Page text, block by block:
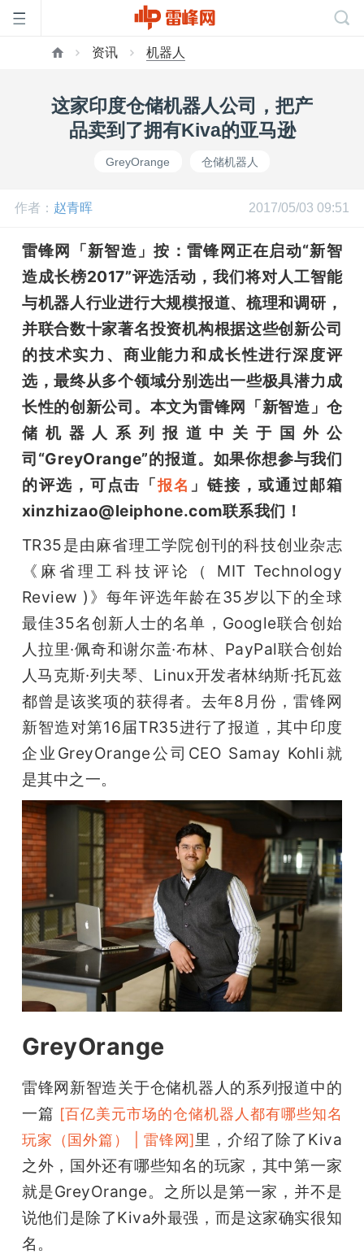
网
开
课
活
动
GAIR
专
题
爱
机
资讯 机器人
这家印度仓储机器人公司，把产
品卖到了拥有Kiva的亚马逊
GreyOrange 仓储机器人
作者： 赵青晖 2017/05/03 09:51
雷锋网「新智造」按：雷锋网正在启动“新智
造成长榜2017”评选活动，我们将对人工智能
与机器人行业进行大规模报道、梳理和调研，
并联合数十家著名投资机构根据这些创新公司
的技术实力、商业能力和成长性进行深度评
选，最终从多个领域分别选出一些极具潜力成
长性的创新公司。本文为雷锋网「新智造」仓
储机器人系列报道中关于国外公
司“GreyOrange”的报道。如果你想参与我们
的评选，可点击「报名 」链接，或通过邮箱
xinzhizao@leiphone.com联系我们！
TR35是由麻省理工学院创刊的科技创业杂志
《麻省理工科技评论（ MIT Technology
Review )》每年评选年龄在35岁以下的全球
最佳35名创新人士的名单，Google联合创始
人拉里·佩奇和谢尔盖·布林、PayPal联合创始
人马克斯·列夫琴、Linux开发者林纳斯·托瓦兹
都曾是该奖项的获得者。去年8月份，雷锋网
新智造对第16届TR35进行了报道，其中印度
企业GreyOrange公司CEO Samay Kohli就
是其中之一。
GreyOrange
雷锋网新智造关于仓储机器人的系列报道中的
一篇 [百亿美元市场的仓储机器人都有哪些知名
玩家（国外篇） | 雷锋网]里，介绍了除了Kiva
之外，国外还有哪些知名的玩家，其中第一家
就是GreyOrange。之所以是第一家，并不是
说他们是除了Kiva外最强，而是这家确实很知
名。